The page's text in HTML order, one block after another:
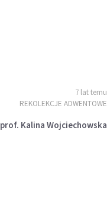
7 lat temu
REKOLEKCJE ADWENTOWE
prof. Kalina Wojciechowska